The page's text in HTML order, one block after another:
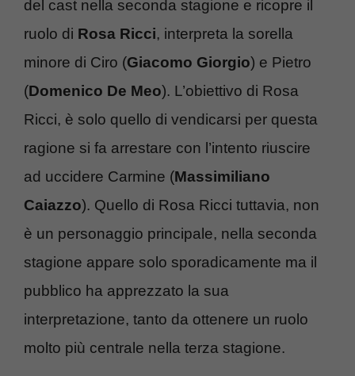
del cast nella seconda stagione e ricopre il
ruolo di Rosa Ricci, interpreta la sorella
minore di Ciro (Giacomo Giorgio) e Pietro
(Domenico De Meo). L’obiettivo di Rosa
Ricci, è solo quello di vendicarsi per questa
ragione si fa arrestare con l’intento riuscire
ad uccidere Carmine (Massimiliano
Caiazzo). Quello di Rosa Ricci tuttavia, non
è un personaggio principale, nella seconda
stagione appare solo sporadicamente ma il
pubblico ha apprezzato la sua
interpretazione, tanto da ottenere un ruolo
molto più centrale nella terza stagione.